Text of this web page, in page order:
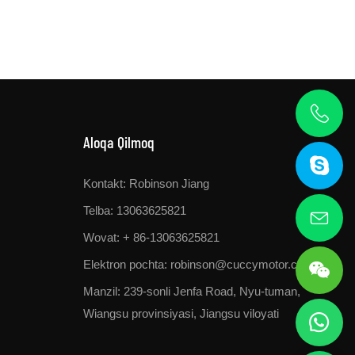
Aloqa Qilmoq
Kontakt: Robinson Jiang
Telba: 13063625821
Wovat: + 86-13063625821
Elektron pochta: robinson@cuccymotor.com
Manzil: 239-sonli Jenfa Road, Nyu-tuman,
Wiangsu provinsiyasi, Jiangsu viloyati